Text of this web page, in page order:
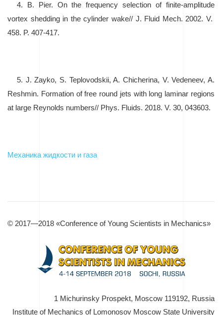
4. B. Pier. On the frequency selection of finite-amplitude
vortex shedding in the cylinder wake// J. Fluid Mech. 2002. V.
458. P. 407-417.
5. J. Zayko, S. Teplovodskii, A. Chicherina, V. Vedeneev, A.
Reshmin. Formation of free round jets with long laminar regions
at large Reynolds numbers// Phys. Fluids. 2018. V. 30, 043603.
Механика жидкости и газа
© 2017—2018 «Conference of Young Scientists in Mechanics»
1 Michurinsky Prospekt, Moscow 119192, Russia
Institute of Mechanics of Lomonosov Moscow State University